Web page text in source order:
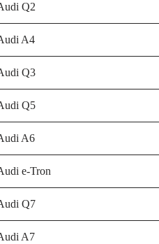
Q2
A4
Q3
Q5
A6
e-Tron
Q7
A7